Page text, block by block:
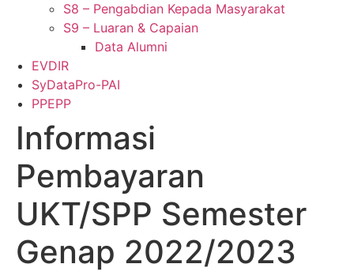
S8 – Pengabdian Kepada Masyarakat
S9 – Luaran & Capaian
Data Alumni
EVDIR
SyDataPro-PAI
PPEPP
Informasi
Pembayaran
UKT/SPP Semester
Genap 2022/2023